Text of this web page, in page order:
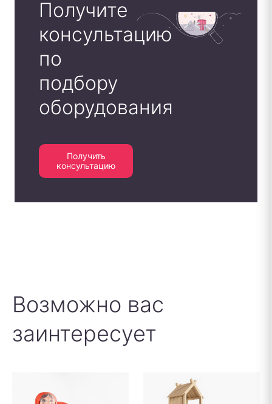
Получите
консультацию
по
подбору
оборудования
Получить
консультацию
Возможно вас
заинтересует